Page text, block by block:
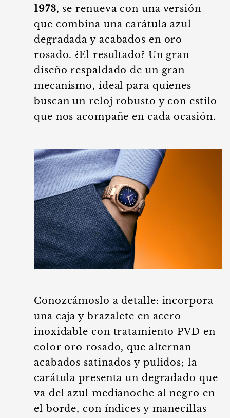
1973, se renueva con una versión
que combina una carátula azul
degradada y acabados en oro
rosado. ¿El resultado? Un gran
diseño respaldado de un gran
mecanismo, ideal para quienes
buscan un reloj robusto y con estilo
que nos acompañe en cada ocasión.
Conozcámoslo a detalle: incorpora
una caja y brazalete en acero
inoxidable con tratamiento PVD en
color oro rosado, que alternan
acabados satinados y pulidos; la
carátula presenta un degradado que
va del azul medianoche al negro en
el borde, con índices y manecillas